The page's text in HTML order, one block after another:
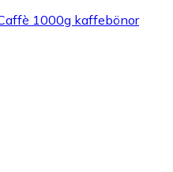
1000g kaffebönor